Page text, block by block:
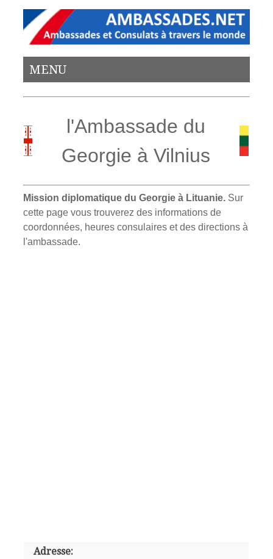
MENU
l'Ambassade du
Georgie à Vilnius
Mission diplomatique du Georgie à Lituanie. Sur
cette page vous trouverez des informations de
coordonnées, heures consulaires et des directions à
l'ambassade.
Adresse: